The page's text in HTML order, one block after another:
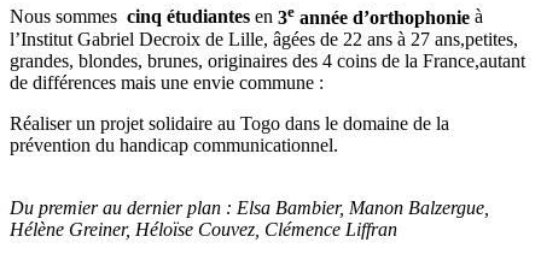
Nous sommes cinq étudiantes en 3e année d’orthophonie à
l’Institut Gabriel Decroix de Lille, âgées de 22 ans à 27 ans,petites,
grandes, blondes, brunes, originaires des 4 coins de la France,autant
de différences mais une envie commune :
Réaliser un projet solidaire au Togo dans le domaine de la
prévention du handicap communicationnel.
Du premier au dernier plan : Elsa Bambier, Manon Balzergue,
Hélène Greiner, Héloïse Couvez, Clémence Liffran